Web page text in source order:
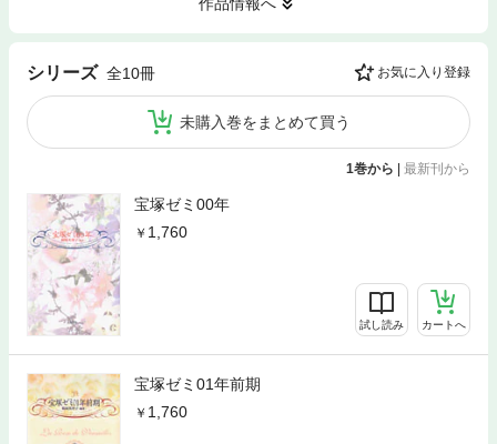
シリーズ 全10冊 お気に入り登録
未購入巻をまとめて買う
1巻から 最新刊から
宝塚ゼミ00年
1,760
試し読み カートへ
宝塚ゼミ01年前期
1,760